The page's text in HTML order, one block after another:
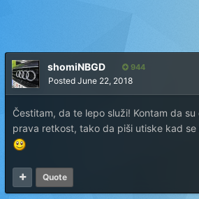
shomiNBGD 944
Posted June 22, 2018
Čestitam, da te lepo služi! Kontam da
prava retkost, tako da piši utiske kad se
Quote